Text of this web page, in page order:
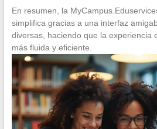
En resumen, la
simplifica gracias a una interfaz
diversas, haciendo que la experiencia
más fluida y eficiente.